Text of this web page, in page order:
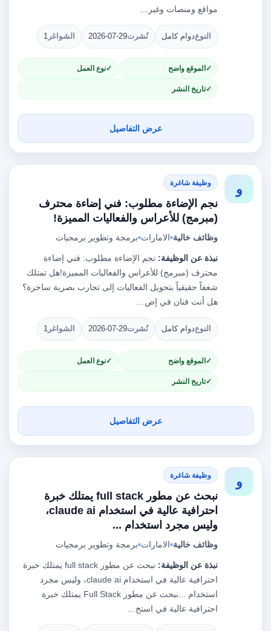
مواقع ومنصات وغير…
النوعدوام كامل نُشرت2026-07-29 الشواغر 1
الموقع واضح نوع العمل
تاريخ النشر
عرض التفاصيل
و وظيفة شاغرة
نجم الإضاءة مطلوب: فني إضاءة محترف
(مبرمج) للأعراس والفعاليات المميزة!
وظائف خالية الامارات برمجة وتطوير برمجيات
نبذة عن الوظيفة: نجم الإضاءة مطلوب: فني إضاءة
محترف (مبرمج) للأعراس والفعاليات المميزة!هل تمتلك
شغفاً حقيقياً بتحويل الفعاليات إلى تجارب بصرية ساحرة؟
هل أنت فنان في إض…
النوعدوام كامل نُشرت2026-07-29 الشواغر 1
الموقع واضح نوع العمل
تاريخ النشر
عرض التفاصيل
و وظيفة شاغرة
نبحث عن مطور full stack يمتلك خبرة
احترافية عالية في استخدام claude ai،
وليس مجرد استخدام ...
وظائف خالية الامارات برمجة وتطوير برمجيات
نبذة عن الوظيفة:
نبحث عن مطور full stack يمتلك خبرة
احترافية عالية في استخدام claude ai، وليس مجرد
استخدام ...نبحث عن مطور Full Stack يمتلك خبرة
احترافية عالية في استخ…